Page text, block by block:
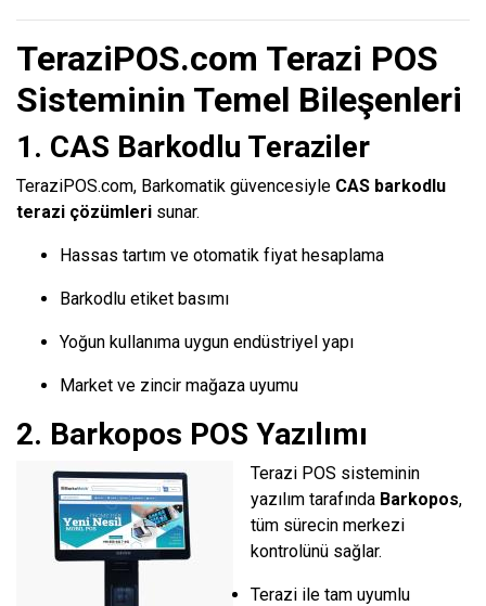
TeraziPOS.com Terazi POS
Sisteminin Temel Bileşenleri
1. CAS Barkodlu Teraziler
TeraziPOS.com, Barkomatik güvencesiyle CAS barkodlu
terazi çözümleri sunar.
Hassas tartım ve otomatik fiyat hesaplama
Barkodlu etiket basımı
Yoğun kullanıma uygun endüstriyel yapı
Market ve zincir mağaza uyumu
2. Barkopos POS Yazılımı
Terazi POS sisteminin
yazılım tarafında Barkopos,
tüm sürecin merkezi
kontrolünü sağlar.
Terazi ile tam uyumlu